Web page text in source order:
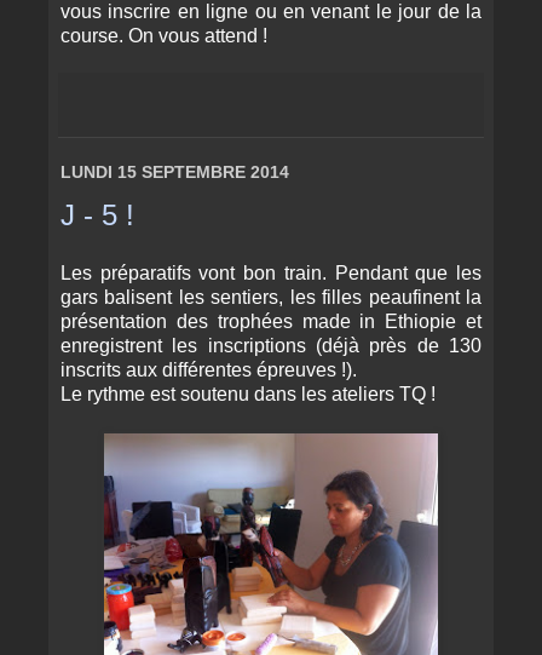
vous inscrire en ligne ou en venant le jour de la
course. On vous attend !
LUNDI 15 SEPTEMBRE 2014
J - 5 !
Les préparatifs vont bon train. Pendant que les
gars balisent les sentiers, les filles peaufinent la
présentation des trophées made in Ethiopie et
enregistrent les inscriptions (déjà près de 130
inscrits aux différentes épreuves !).
Le rythme est soutenu dans les ateliers TQ !